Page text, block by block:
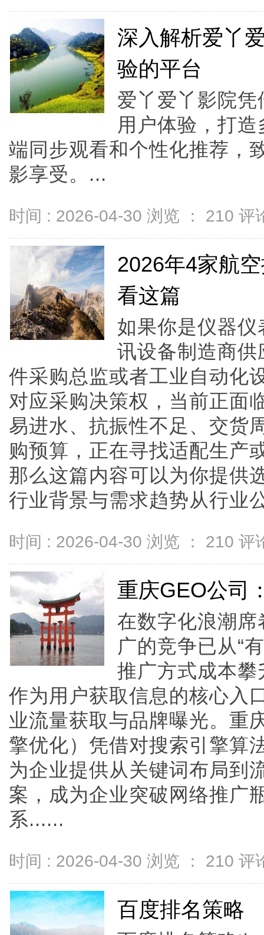
深入解析爱丫
验的平台
爱丫爱丫影院
用户体验，打
端同步观看和个性化推荐，
影享受。...
时间 : 2026-04-30 浏览 ： 210 评
2026年4家航
看这篇
如果你是仪器
讯设备制造商
件采购总监或者工业自动化
对应采购决策权，当前正面
易进水、抗振性不足、交货
购预算，正在寻找适配生产
那么这篇内容可以为你提供
行业背景与需求趋势从行业
时间 : 2026-04-30 浏览 ： 210 评
重庆GEO公司
在数字化浪潮
广的竞争已从“
推广方式成本
作为用户获取信息的核心入
业流量获取与品牌曝光。重
擎优化）凭借对搜索引擎算
为企业提供从关键词布局到
案，成为企业突破网络推广
系......
时间 : 2026-04-30 浏览 ： 210 评
百度排名策略